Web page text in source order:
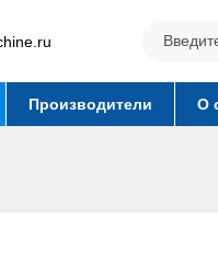
Производители О